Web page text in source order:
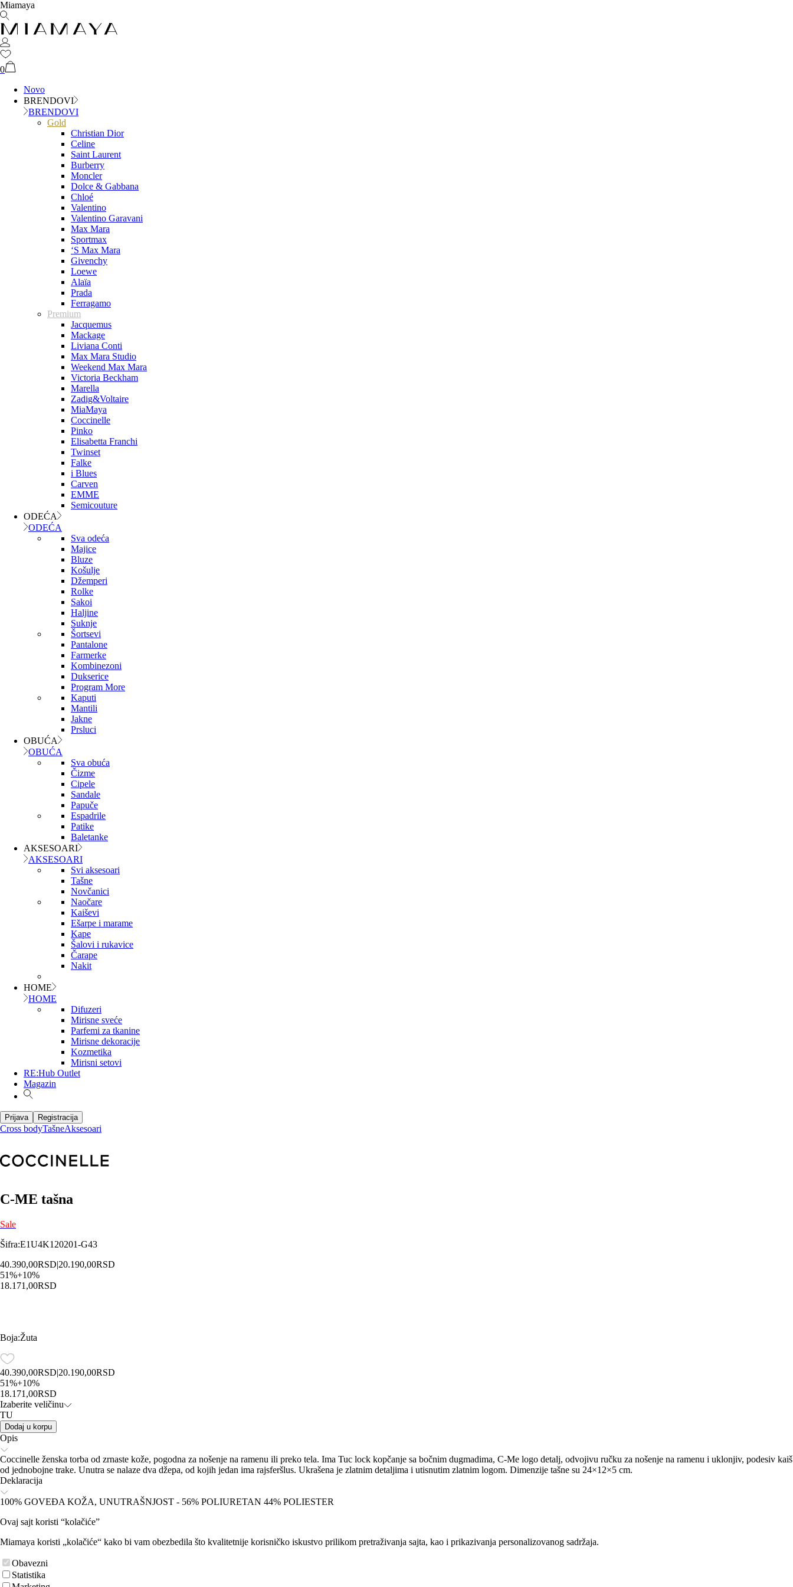
Miamaya
0
Novo
BRENDOVI
BRENDOVI
Gold
Christian Dior
Celine
Saint Laurent
Burberry
Moncler
Dolce & Gabbana
Chloé
Valentino
Valentino Garavani
Max Mara
Sportmax
‘S Max Mara
Givenchy
Loewe
Alaïa
Prada
Ferragamo
Premium
Jacquemus
Mackage
Liviana Conti
Max Mara Studio
Weekend Max Mara
Victoria Beckham
Marella
Zadig&Voltaire
MiaMaya
Coccinelle
Pinko
Elisabetta Franchi
Twinset
Falke
i Blues
Carven
EMME
Semicouture
ODEĆA
ODEĆA
Sva odeća
Majice
Bluze
Košulje
Džemperi
Rolke
Sakoi
Haljine
Suknje
Šortsevi
Pantalone
Farmerke
Kombinezoni
Dukserice
Program More
Kaputi
Mantili
Jakne
Prsluci
OBUĆA
OBUĆA
Sva obuća
Čizme
Cipele
Sandale
Papuče
Espadrile
Patike
Baletanke
AKSESOARI
AKSESOARI
Svi aksesoari
Tašne
Novčanici
Naočare
Kaiševi
Ešarpe i marame
Kape
Šalovi i rukavice
Čarape
Nakit
HOME
HOME
Difuzeri
Mirisne sveće
Parfemi za tkanine
Mirisne dekoracije
Kozmetika
Mirisni setovi
RE:Hub Outlet
Magazin
Prijava Registracija
Cross bodyTašneAksesoari
C-ME tašna
Sale
Šifra:E1U4K120201-G43
40.390,00RSD|20.190,00RSD
51%+10%
18.171,00RSD
Boja:Žuta
40.390,00RSD|20.190,00RSD
51%+10%
18.171,00RSD
Izaberite veličinu
TU
Dodaj u korpu
Opis
Coccinelle ženska torba od zrnaste kože, pogodna za nošenje na ramenu ili preko tela. Ima Tuc lock kopčanje sa bočnim dugmadima, C-Me logo detalj, odvojivu ručku za nošenje na ramenu i uklonjiv, podesiv kaiš
od jednobojne trake. Unutra se nalaze dva džepa, od kojih jedan ima rajsferšlus. Ukrašena je zlatnim detaljima i utisnutim zlatnim logom. Dimenzije tašne su 24×12×5 cm.
Deklaracija
100% GOVEĐA KOŽA, UNUTRAŠNJOST - 56% POLIURETAN 44% POLIESTER
Ovaj sajt koristi “kolačiće”
Miamaya koristi „kolačiće“ kako bi vam obezbedila što kvalitetnije korisničko iskustvo prilikom pretraživanja sajta, kao i prikazivanja personalizovanog sadržaja.
Obavezni
Statistika